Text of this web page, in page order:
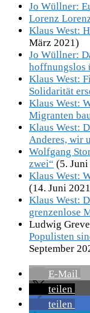
Jo Wüllner:
Lorenz
Klaus West:
März 2021)
Jo Wüllner:
hoffnungslos
Klaus West:
Solidarität
Klaus West:
Migranten
Klaus West:
Anderes, wir
Wolfgang
zwei“ (5.
Klaus West:
(14. Juni
Klaus West:
grenzenlose
Ludwig
Populisten
September
E-Mail
teilen
teilen